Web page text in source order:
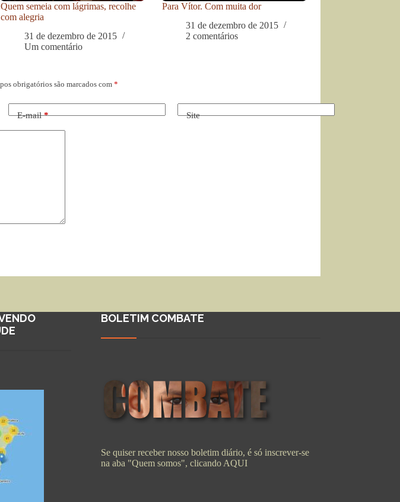
Quem semeia com lágrimas, recolhe
com alegria
31 de dezembro de 2015
Um comentário
Para Vítor. Com muita dor
31 de dezembro de 2015
2 comentários
obrigatórios são marcados com *
E-mail* Site
BOLETIM COMBATE
Se quiser receber nosso boletim diário, é só inscrever-se
na aba "Quem somos", clicandoAQUI